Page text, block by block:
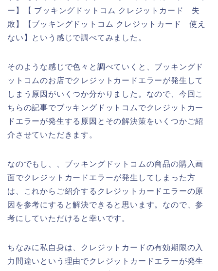
ー】【 ブッキングドットコム クレジットカード 失
敗】【ブッキングドットコム クレジットカード 使え
ない】という感じで調べてみました。
そのような感じで色々と調べていくと、ブッキングド
ットコムのお店でクレジットカードエラーが発生して
しまう原因がいくつか分かりました。なので、今回こ
ちらの記事でブッキングドットコムでクレジットカー
ドエラーが発生する原因とその解決策をいくつかご紹
介させていただきます。
なのでもし、、ブッキングドットコムの商品の購入画
面でクレジットカードエラーが発生してしまった方
は、これからご紹介するクレジットカードエラーの原
因を参考にすると解決できると思います。なので、参
考にしていただけると幸いです。
ちなみに私自身は、クレジットカードの有効期限の入
力間違いという理由でクレジットカードエラーが発生